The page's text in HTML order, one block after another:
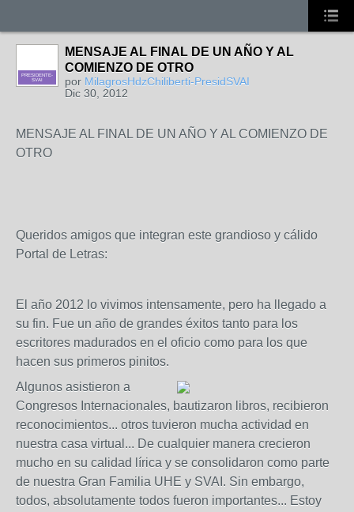
PRESIDENTE-
SVAI
MENSAJE AL FINAL DE UN AÑO Y AL
COMIENZO DE OTRO
por MilagrosHdzChiliberti-PresidSVAI
Dic 30, 2012
MENSAJE AL FINAL DE UN AÑO Y AL COMIENZO DE
OTRO
Queridos amigos que integran este grandioso y cálido
Portal de Letras:
El año 2012 lo vivimos intensamente, pero ha llegado a
su fin. Fue un año de grandes éxitos tanto para los
escritores madurados en el oficio como para los que
hacen sus primeros pinitos.
Algunos asistieron a
Congresos Internacionales, bautizaron libros, recibieron
reconocimientos... otros tuvieron mucha actividad en
nuestra casa virtual... De cualquier manera crecieron
mucho en su calidad lírica y se consolidaron como parte
de nuestra Gran Familia UHE y SVAI. Sin embargo,
todos, absolutamente todos fueron importantes... Estoy